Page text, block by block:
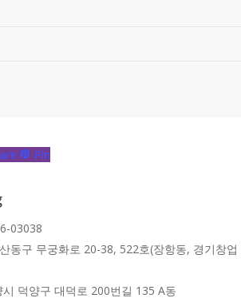
Pin
03038
동구 무궁화로 20-38, 522호(장항동, 경기창업
덕양구 대덕로 200번길 135 A동